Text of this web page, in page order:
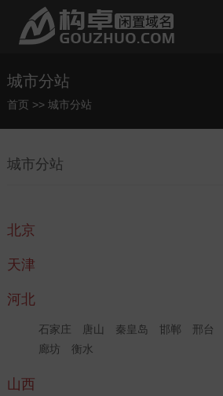
城市分站
首页 >> 城市分站
城市分站
北京
天津
河北
石家庄 唐山 秦皇岛 邯郸 邢台
廊坊
衡水
山西